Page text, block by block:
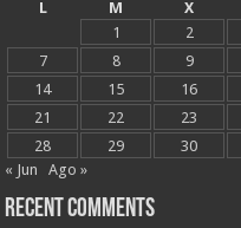
L
M X
1
2
7
8 9
14
15 16
21
22 23
28
29 30
« Jun
Ago »
Recent Comments